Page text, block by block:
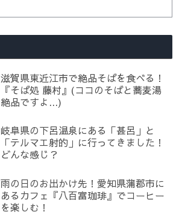
滋賀県東近江市で絶品そばを食べる！
『そば処 藤村』(ココのそばと蕎麦湯
絶品ですよ...)
岐阜県の下呂温泉にある「甚呂」と
「テルマエ射的」に行ってきました！
どんな感じ？
雨の日のお出かけ先！愛知県蒲郡市に
あるカフェ『八百富珈琲』でコーヒー
を楽しむ！